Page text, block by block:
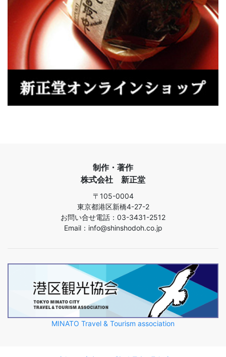
制作・著作
株式会社 新正堂
〒105-0004
東京都港区新橋4-27-2
お問い合せ電話：03-3431-2512
Email：info@shinshodoh.co.jp
MINATO Travel & Tourism association